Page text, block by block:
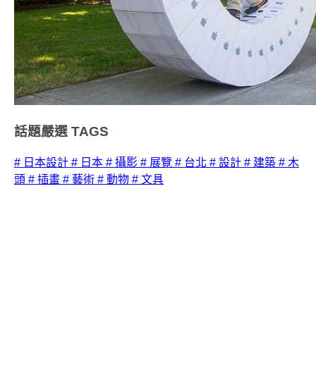
話題嚴選 TAGS
# 日本設計 # 日本 # 攝影 # 展覽 # 台北 # 設計 # 建築 # 木
頭 # 插畫 # 藝術 # 動物 # 文具